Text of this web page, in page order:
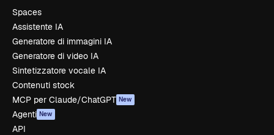
Spaces
Assistente IA
Generatore di immagini IA
Generatore di video IA
Sintetizzatore vocale IA
Contenuti stock
MCP per Claude/ChatGPT New
Agenti New
API